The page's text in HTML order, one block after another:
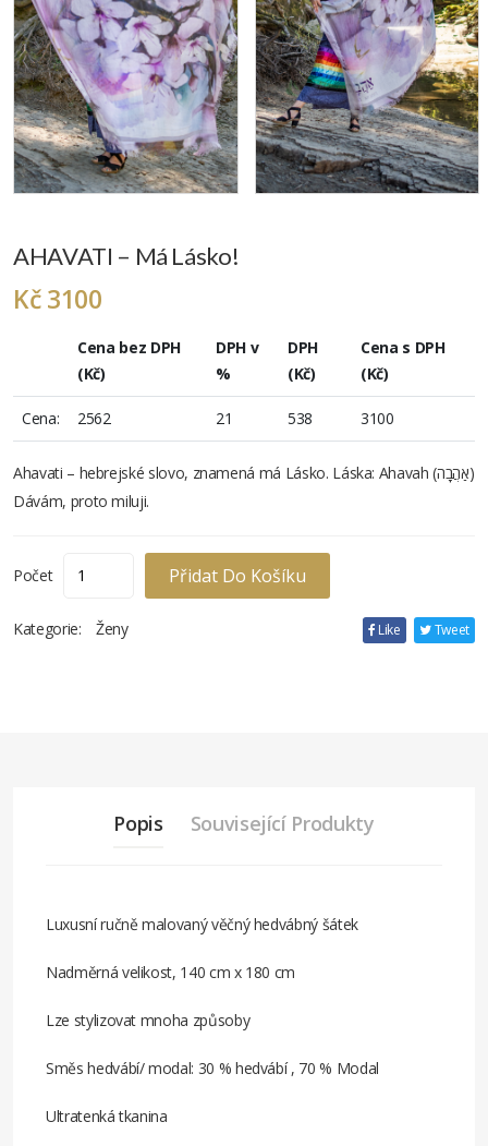
AHAVATI – Má Lásko!
Kč 3100
Cena bez DPH
(Kč)
DPH v
%
DPH
(Kč)
Cena s DPH
(Kč)
Cena: 2562 21 538 3100
Ahavati – hebrejské slovo, znamená má Lásko. Láska: Ahavah (אַהֲבָה)
Dávám, proto miluji.
Počet Přidat Do Košíku
Like Tweet
Kategorie: Ženy
Popis Související Produkty
Luxusní ručně malovaný věčný hedvábný šátek
Nadměrná velikost, 140 cm x 180 cm
Lze stylizovat mnoha způsoby
Směs hedvábí/ modal: 30 % hedvábí , 70 % Modal
Ultratenká tkanina